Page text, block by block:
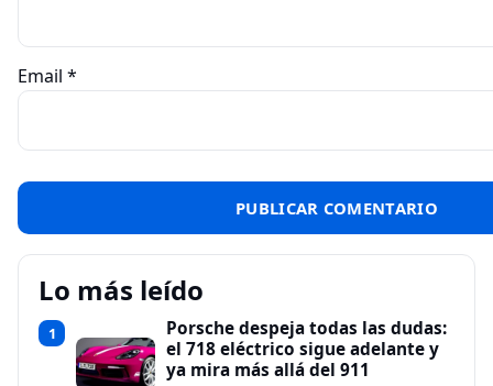
Email *
Lo más leído
1
Porsche despeja todas las dudas:
el 718 eléctrico sigue adelante y
ya mira más allá del 911